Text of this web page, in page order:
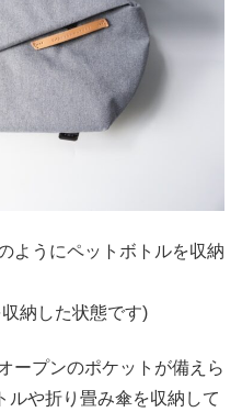
ようにペットボトルを収納
納した状態です)
ープンのポケットが備えら
ルや折り畳み傘を収納して